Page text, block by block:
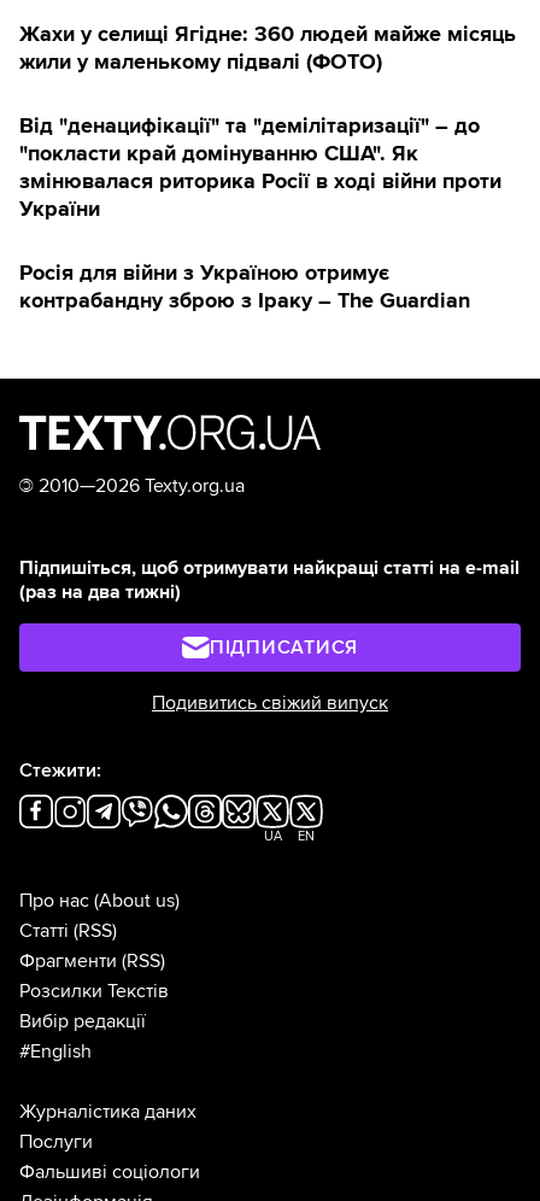
Жахи у селищі Ягідне: 360 людей майже місяць
жили у маленькому підвалі (ФОТО)
Від "денацифікації" та "демілітаризації" – до
"покласти край домінуванню США". Як
змінювалася риторика Росії в ході війни проти
України
Росія для війни з Україною отримує
контрабандну зброю з Іраку – The Guardian
© 2010—2026 Texty.org.ua
Підпишіться, щоб отримувати найкращі статті на e-mail
(раз на два тижні)
ПІДПИСАТИСЯ
Подивитись свіжий випуск
Стежити:
UA EN
Про нас (About us)
Статті (RSS)
Фрагменти (RSS)
Розсилки Текстів
Вибір редакції
#English
Журналістика даних
Послуги
Фальшиві соціологи